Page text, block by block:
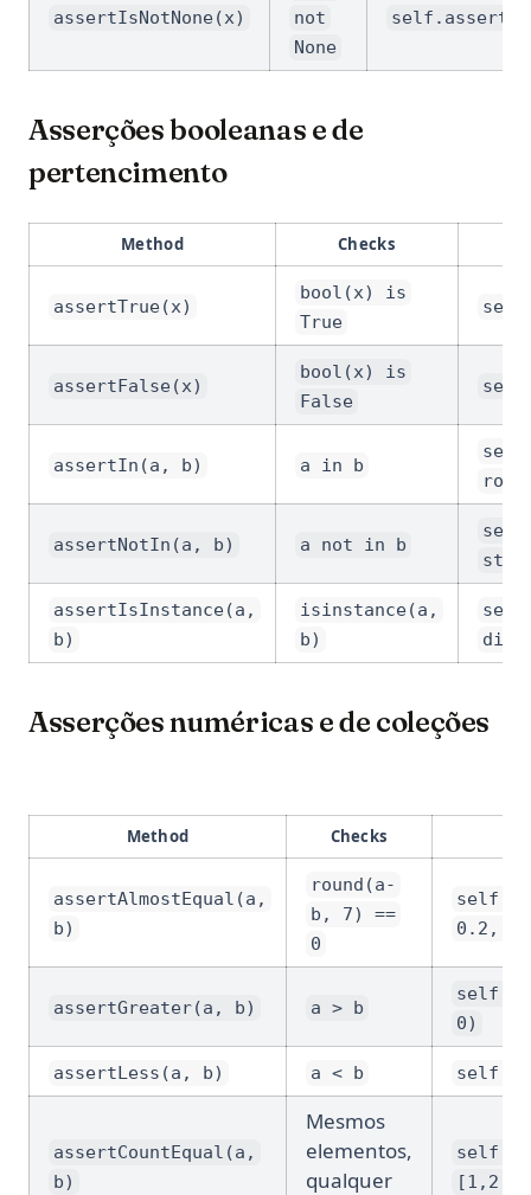
assertIsNotNone(x)
not
None
Asserções booleanas e de
pertencimento
Method Checks
assertTrue(x)
bool(x) is
True
assertFalse(x)
bool(x) is
False
assertIn(a, b) a in b
assertNotIn(a, b) a not in b
assertIsInstance(a,
b)
isinstance(a,
b)
Asserções numéricas e de coleções
Method Checks
assertAlmostEqual(a,
b)
round(a-
b, 7) ==
0
0.2,
assertGreater(a, b) a > b
0)
assertLess(a, b) a < b
assertCountEqual(a,
b)
Mesmos
elementos,
qualquer